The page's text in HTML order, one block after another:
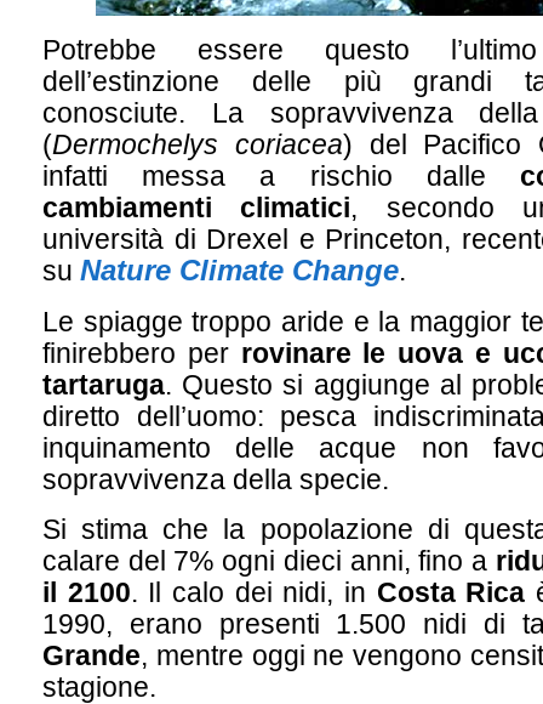
Potrebbe essere questo
dell’estinzione delle più grandi
conosciute. La sopravvivenza
(Dermochelys coriacea) del Pacifico
infatti messa a rischio dalle
cambiamenti climatici, secondo
università di Drexel e Princeton,
su Nature Climate Change.
Le spiagge troppo aride e la maggior
finirebbero per rovinare le uova e
tartaruga. Questo si aggiunge al
diretto dell’uomo: pesca
inquinamento delle acque non
sopravvivenza della specie.
Si stima che la popolazione di
calare del 7% ogni dieci anni, fino a
il 2100. Il calo dei nidi, in Costa Rica
1990, erano presenti 1.500 nidi di
Grande, mentre oggi ne vengono
stagione.